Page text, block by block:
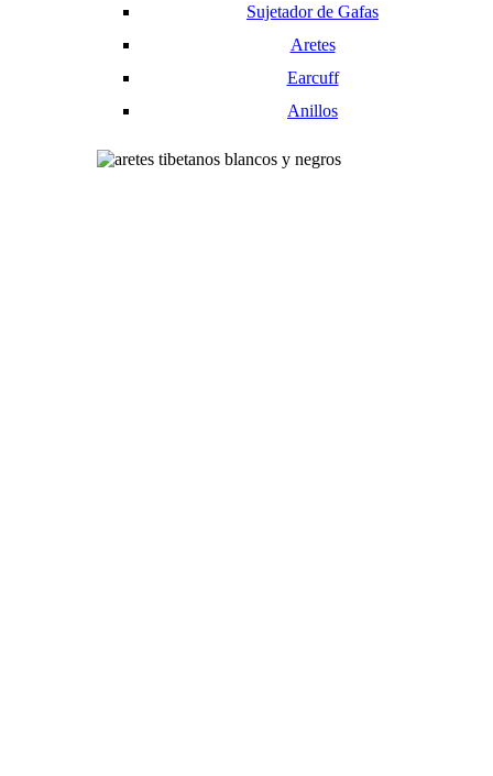
Sujetador de Gafas
Aretes
Earcuff
Anillos